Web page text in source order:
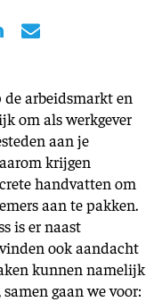
arbeidsmarkt en
om als werkgever
aan je
krijgen
handvatten om
aan te pakken.
is er naast
ook aandacht
kunnen namelijk
gaan we voor: